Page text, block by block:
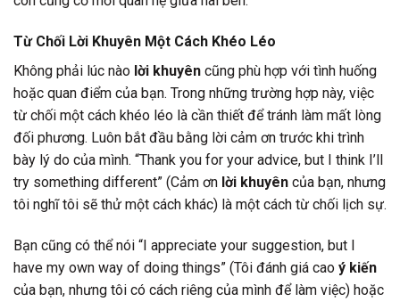
Từ Chối Lời Khuyên Một Cách Khéo Léo
Không phải lúc nào lời khuyên cũng phù hợp với tình huống
hoặc quan điểm của bạn. Trong những trường hợp này, việc
từ chối một cách khéo léo là cần thiết để tránh làm mất lòng
đối phương. Luôn bắt đầu bằng lời cảm ơn trước khi trình
bày lý do của mình. “Thank you for your advice, but I think I’ll
try something different” (Cảm ơn lời khuyên của bạn, nhưng
tôi nghĩ tôi sẽ thử một cách khác) là một cách từ chối lịch sự.
Bạn cũng có thể nói “I appreciate your suggestion, but I
have my own way of doing things” (Tôi đánh giá cao ý kiến
của bạn, nhưng tôi có cách riêng của mình để làm việc) hoặc